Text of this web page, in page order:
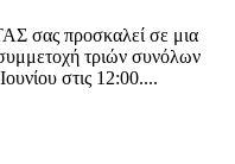
προσκαλεί σε μια
τριών συνόλων
στις 12:00....